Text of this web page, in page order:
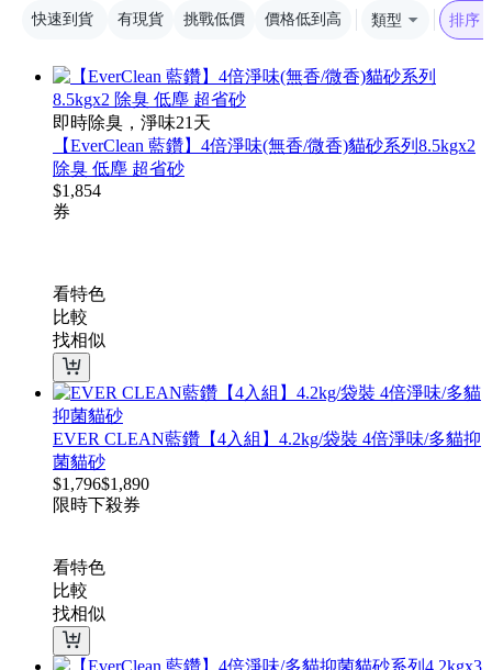
快速到貨 有現貨 挑戰低價 價格低到高 類型 排序
即時除臭，淨味21天
【EverClean 藍鑽】4倍淨味(無香/微香)貓砂系列8.5kgx2
除臭 低塵 超省砂
$1,854
券
看特色
比較
找相似
EVER CLEAN藍鑽【4入組】4.2kg/袋裝 4倍淨味/多貓抑
菌貓砂
$1,796$1,890
限時下殺券
看特色
比較
找相似